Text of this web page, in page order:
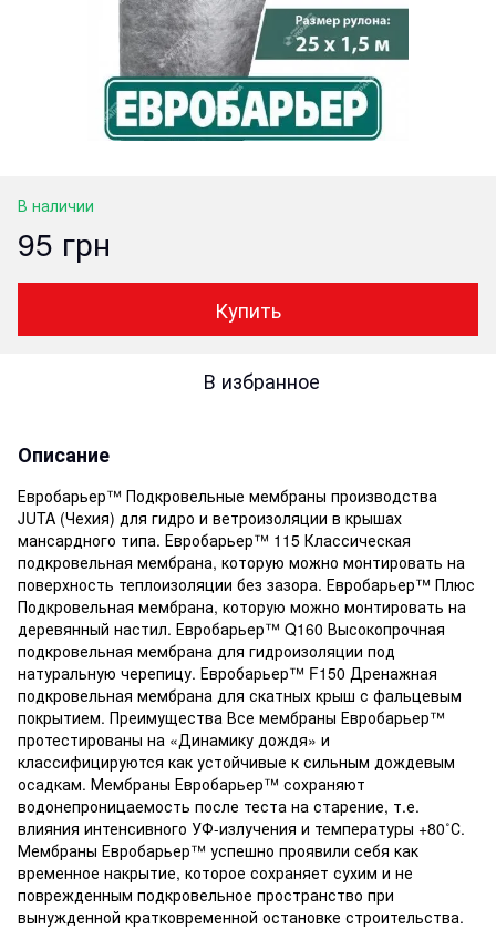
В наличии
95 грн
Купить
В избранное
Описание
Евробарьер™ Подкровельные мембраны производства
JUTA (Чехия) для гидро и ветроизоляции в крышах
мансардного типа. Евробарьер™ 115 Классическая
подкровельная мембрана, которую можно монтировать на
поверхность теплоизоляции без зазора. Евробарьер™ Плюс
Подкровельная мембрана, которую можно монтировать на
деревянный настил. Евробарьер™ Q160 Высокопрочная
подкровельная мембрана для гидроизоляции под
натуральную черепицу. Евробарьер™ F150 Дренажная
подкровельная мембрана для скатных крыш с фальцевым
покрытием. Преимущества Все мембраны Евробарьер™
протестированы на «Динамику дождя» и
классифицируются как устойчивые к сильным дождевым
осадкам. Мембраны Евробарьер™ сохраняют
водонепроницаемость после теста на старение, т.е.
влияния интенсивного УФ-излучения и температуры +80˚С.
Мембраны Евробарьер™ успешно проявили себя как
временное накрытие, которое сохраняет сухим и не
поврежденным подкровельное пространство при
вынужденной кратковременной остановке строительства.